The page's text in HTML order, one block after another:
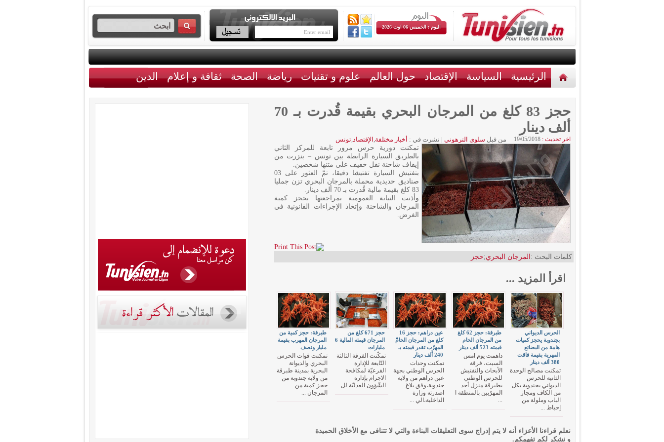
اليوم : الخميس 06 اوت 2026
الرئيسية السياسة الإقتصاد حول العالم علوم و تقنيات رياضة الصحة ثقافة و إعلام الدين
حجز 83 كلغ من المرجان البحري بقيمة قُدرت بـ 70
ألف دينار
اخر تحديث : 19/05/2018 من قبل سلوى الترهوني | نشرت في : أخبار مختلفة, الإقتصاد,تونس
تمكنت دورية حرس مرور تابعة للمركز الثاني
بالطريق السيارة الرابطة بين تونس – بنزرت من
إيقاف شاحنة نقل خفيف على متنها شخصين.
بتفتيش السيارة تفتيشا دقيقا، تمّ العثور على 03
صناديق حديدية محملة بالمرجان البحري تزن جمليا
83 كلغ بقيمة مالية قُدرت بـ 70 ألف دينار.
وأذنت النيابة العمومية بمراجعتها بحجز كمية
المرجان والشاحنة وإتخاذ الإجراءات القانونية في
الغرض.
كلمات البحث : المرجان البحري;حجز
اقرأ المزيد ...
طبرقة: حجز كمية من
المرجان المهرب بقيمة
مليار ونصف
تمكنت قوات الحرس
البحري والديوانة
البحرية بمدينة طبرقة
من ولاية جندوبة من
حجز كمية من
المرجان ...
حجز 671 كلغ من
المرجان قيمته المالية 6
مليارات
تمكّنت الفرقة الثالثة
التّابعة للإدارة
الفرعيّة لمكافحة
الاجرام بإدارة
الشّؤون العدليّة لل ...
عين دراهم: حجز 16
كلغ من المرجان الخامّّ
المهرّب تقدر قيمته بـ
240 ألف دينار
تمكنت وحدات
الحرس الوطني بجهة
عين دراهم من ولاية
جندوبة،وفق بلاغ
اصدرته وزارة
الداخلية،الي ...
طبرقة: حجز 62 كلغ
من المرجان الخام
قيمته 523 ألف دينار
داهمت يوم امس
السبت، فرقة
الأبحاث والتفتيش
للحرس الوطني
بطبرقة منزل أحد
المهرّبين بالمنطقة ا
...
الحرس الديواني
بجندوبة يحجز كميات
هامة من البضائع
المهربة بقيمة فاقت
380 ألف دينار
تمكنت مصالح الوحدة
الثانية للحرس
الديواني بجندوبة بكل
من الكاف ومجاز
الباب وملولة من
إحباط ...
نعلم قراءنا الأعزاء أنه لا يتم إدراج سوى التعليقات البناءة والتي لا تتنافى مع الأخلاق الحميدة
و نشكر لكم تفهمكم.